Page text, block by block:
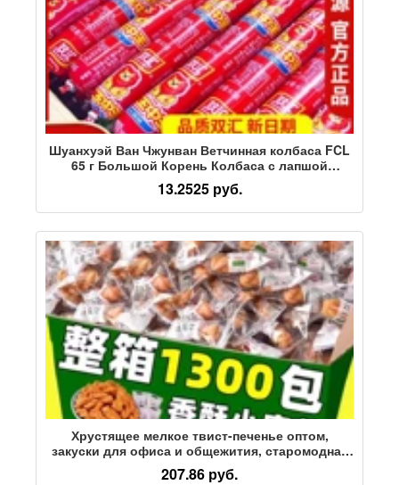
Шуанхуэй Ван Чжунван Ветчинная колбаса FCL
65 г Большой Корень Колбаса с лапшой
быстрого приготовления Оптовые закуски
Колбаса с лапшой быстрого приготовления
Кукурузная колбаса Бесплатная доставка
13.2525 руб.
Хрустящее мелкое твист-печенье оптом,
закуски для офиса и общежития, старомодная
выпечка, закуски в индивидуальной упаковке
207.86 руб.